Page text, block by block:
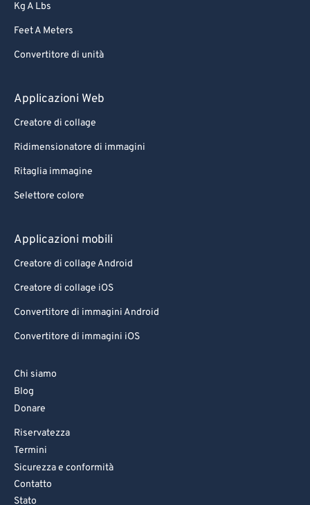
Kg A Lbs
Feet A Meters
Convertitore di unità
Applicazioni Web
Creatore di collage
Ridimensionatore di immagini
Ritaglia immagine
Selettore colore
Applicazioni mobili
Creatore di collage Android
Creatore di collage iOS
Convertitore di immagini Android
Convertitore di immagini iOS
Chi siamo
Blog
Donare
Riservatezza
Termini
Sicurezza e conformità
Contatto
Stato